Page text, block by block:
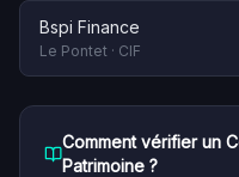
Bspi Finance
Le Pontet · CIF
Comment vérifier un
Patrimoine ?